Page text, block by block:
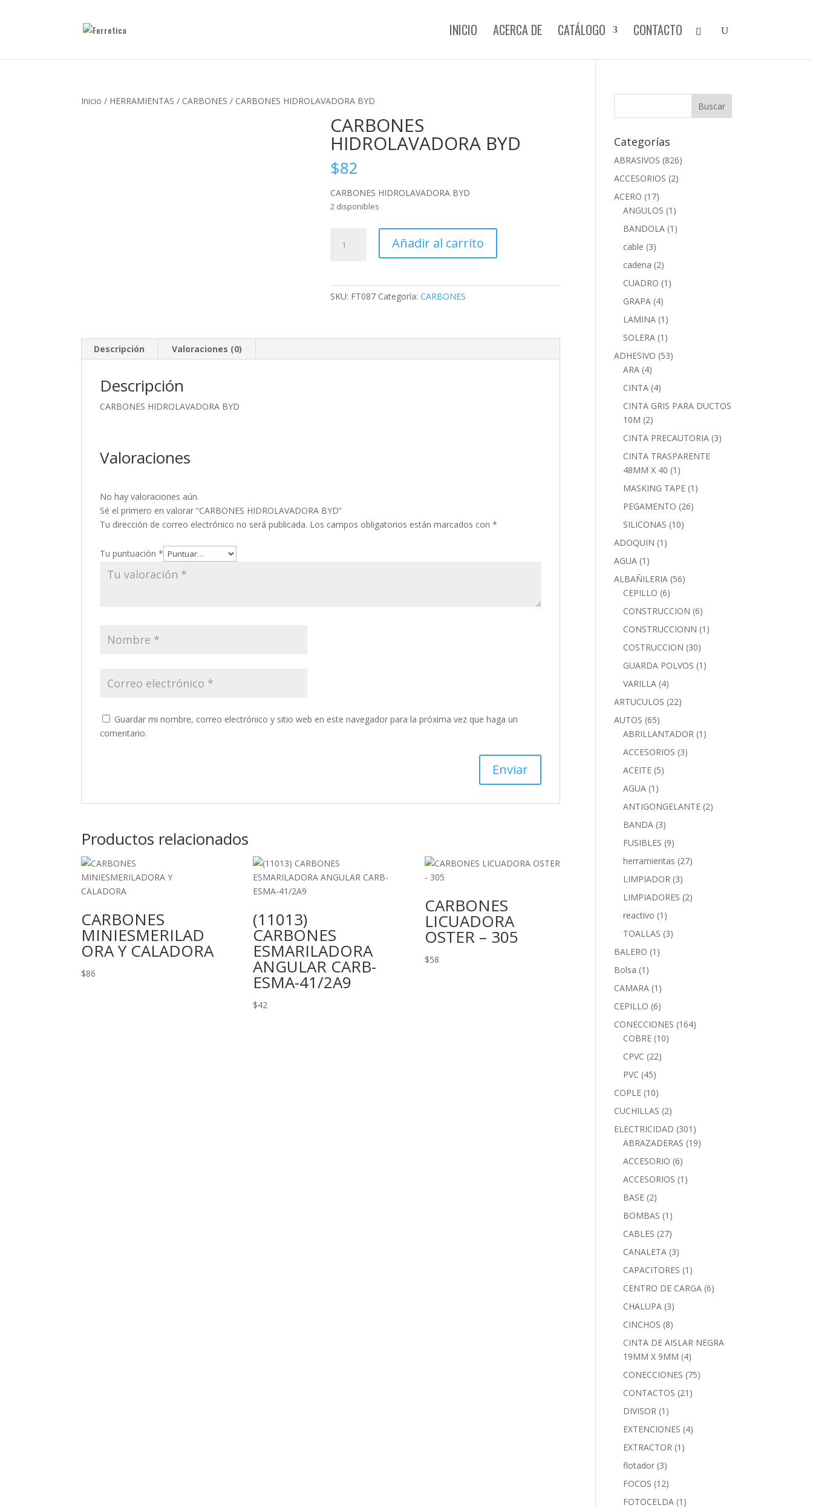
INICIO ACERCA DE CATÁLOGO CONTACTO
Inicio / HERRAMIENTAS / CARBONES / CARBONES HIDROLAVADORA BYD
CARBONES
HIDROLAVADORA BYD
$82
CARBONES HIDROLAVADORA BYD
2 disponibles
HIDROLAVADORAAñadir al carrito
SKU: FT087 Categoría:CARBONES
Descripción Valoraciones (0)
Descripción
CARBONES HIDROLAVADORA BYD
Valoraciones
No hay valoraciones aún.
Sé el primero en valorar “CARBONES HIDROLAVADORA BYD”
Tu dirección de correo electrónico no será publicada. Los campos obligatorios están marcados con*
Tu puntuación*
Guardar mi nombre, correo electrónico y sitio web en este navegador para la próxima vez que haga un
comentario.
Productos relacionados
CARBONES
MINIESMERILAD
ORA Y CALADORA
$86
(11013)
CARBONES
ESMARILADORA
ANGULAR CARB-
ESMA-41/2A9
$42
CARBONES
LICUADORA
OSTER – 305
$58
Categorías
ABRASIVOS (826)
ACCESORIOS (2)
ACERO (17)
ANGULOS (1)
BANDOLA (1)
cable (3)
cadena (2)
CUADRO (1)
GRAPA (4)
LAMINA (1)
SOLERA (1)
ADHESIVO (53)
ARA (4)
CINTA (4)
CINTA GRIS PARA DUCTOS
10M (2)
CINTA PRECAUTORIA (3)
CINTA TRASPARENTE
48MM X 40 (1)
MASKING TAPE (1)
PEGAMENTO (26)
SILICONAS (10)
ADOQUIN (1)
AGUA (1)
ALBAÑILERIA (56)
CEPILLO (6)
CONSTRUCCION (6)
CONSTRUCCIONN (1)
COSTRUCCION (30)
GUARDA POLVOS (1)
VARILLA (4)
ARTUCULOS (22)
AUTOS (65)
ABRILLANTADOR (1)
ACCESORIOS (3)
ACEITE (5)
AGUA (1)
ANTIGONGELANTE (2)
BANDA (3)
FUSIBLES (9)
herramientas (27)
LIMPIADOR (3)
LIMPIADORES (2)
reactivo (1)
TOALLAS (3)
BALERO (1)
Bolsa (1)
CAMARA (1)
CEPILLO (6)
CONECCIONES (164)
COBRE (10)
CPVC (22)
PVC (45)
COPLE (10)
CUCHILLAS (2)
ELECTRICIDAD (301)
ABRAZADERAS (19)
ACCESORIO (6)
ACCESORIOS (1)
BASE (2)
BOMBAS (1)
CABLES (27)
CANALETA (3)
CAPACITORES (1)
CENTRO DE CARGA (6)
CHALUPA (3)
CINCHOS (8)
CINTA DE AISLAR NEGRA
19MM X 9MM (4)
CONECCIONES (75)
CONTACTOS (21)
DIVISOR (1)
EXTENCIONES (4)
EXTRACTOR (1)
flotador (3)
FOCOS (12)
FOTOCELDA (1)